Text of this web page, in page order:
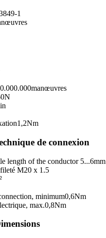
1
manœuvres
N
1,2Nm
de connexion
length of the conductor 5...6mm
M20 x 1.5
minimum0,6Nm
max.0,8Nm